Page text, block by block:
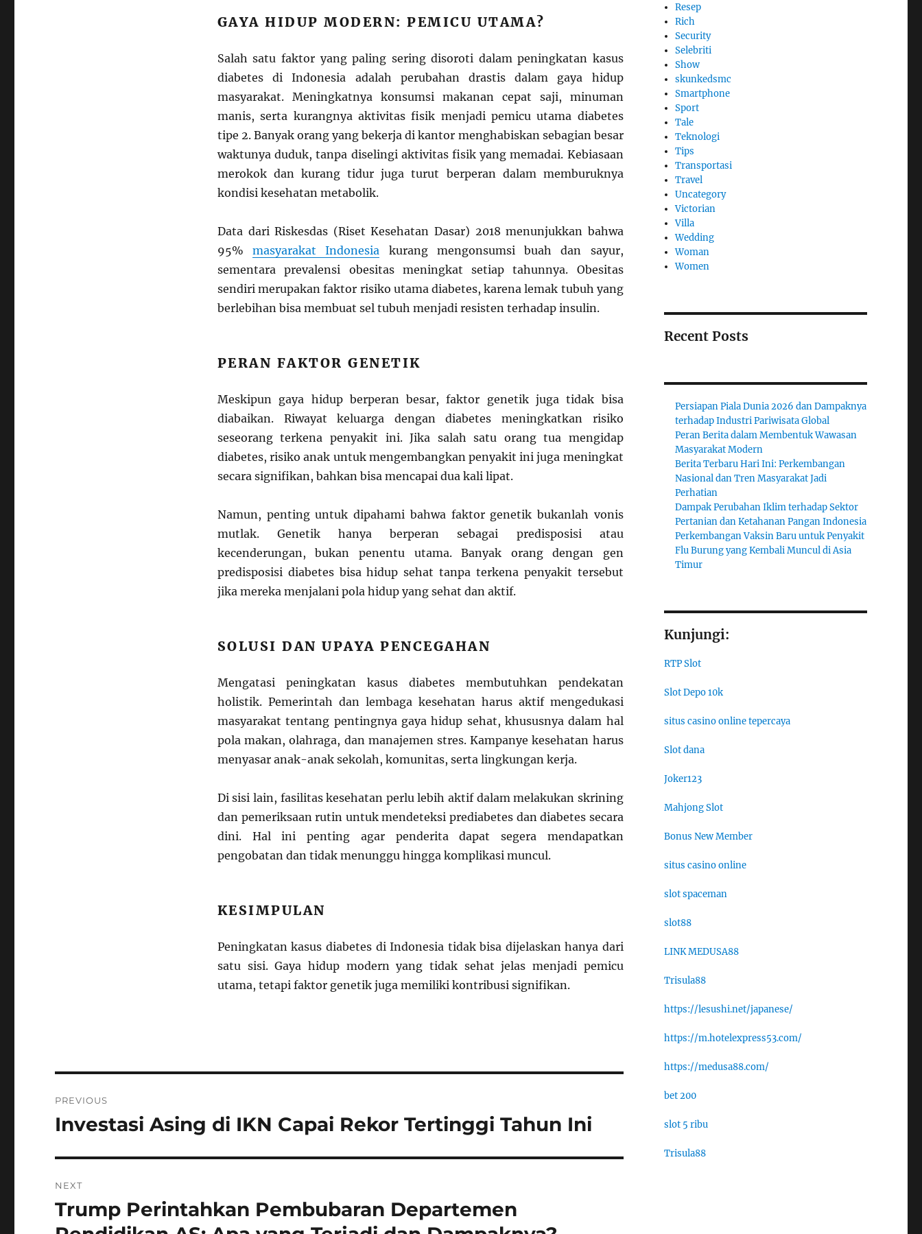
GAYA HIDUP MODERN: PEMICU UTAMA?
Salah satu faktor yang paling sering disoroti dalam peningkatan kasus
diabetes di Indonesia adalah perubahan drastis dalam gaya hidup
masyarakat. Meningkatnya konsumsi makanan cepat saji, minuman
manis, serta kurangnya aktivitas fisik menjadi pemicu utama diabetes
tipe 2. Banyak orang yang bekerja di kantor menghabiskan sebagian besar
waktunya duduk, tanpa diselingi aktivitas fisik yang memadai. Kebiasaan
merokok dan kurang tidur juga turut berperan dalam memburuknya
kondisi kesehatan metabolik.
Data dari Riskesdas (Riset Kesehatan Dasar) 2018 menunjukkan bahwa
95%masyarakat Indonesia kurang mengonsumsi buah dan sayur,
sementara prevalensi obesitas meningkat setiap tahunnya. Obesitas
sendiri merupakan faktor risiko utama diabetes, karena lemak tubuh yang
berlebihan bisa membuat sel tubuh menjadi resisten terhadap insulin.
PERAN FAKTOR GENETIK
Meskipun gaya hidup berperan besar, faktor genetik juga tidak bisa
diabaikan. Riwayat keluarga dengan diabetes meningkatkan risiko
seseorang terkena penyakit ini. Jika salah satu orang tua mengidap
diabetes, risiko anak untuk mengembangkan penyakit ini juga meningkat
secara signifikan, bahkan bisa mencapai dua kali lipat.
Namun, penting untuk dipahami bahwa faktor genetik bukanlah vonis
mutlak. Genetik hanya berperan sebagai predisposisi atau
kecenderungan, bukan penentu utama. Banyak orang dengan gen
predisposisi diabetes bisa hidup sehat tanpa terkena penyakit tersebut
jika mereka menjalani pola hidup yang sehat dan aktif.
SOLUSI DAN UPAYA PENCEGAHAN
Mengatasi peningkatan kasus diabetes membutuhkan pendekatan
holistik. Pemerintah dan lembaga kesehatan harus aktif mengedukasi
masyarakat tentang pentingnya gaya hidup sehat, khususnya dalam hal
pola makan, olahraga, dan manajemen stres. Kampanye kesehatan harus
menyasar anak-anak sekolah, komunitas, serta lingkungan kerja.
Di sisi lain, fasilitas kesehatan perlu lebih aktif dalam melakukan skrining
dan pemeriksaan rutin untuk mendeteksi prediabetes dan diabetes secara
dini. Hal ini penting agar penderita dapat segera mendapatkan
pengobatan dan tidak menunggu hingga komplikasi muncul.
KESIMPULAN
Peningkatan kasus diabetes di Indonesia tidak bisa dijelaskan hanya dari
satu sisi. Gaya hidup modern yang tidak sehat jelas menjadi pemicu
utama, tetapi faktor genetik juga memiliki kontribusi signifikan.
pos
PREVIOUS
Previous
Investasi Asing di IKN Capai Rekor Tertinggi Tahun Ini
NEXT
Next
post:
Trump Perintahkan Pembubaran Departemen
Resep
Rich
Security
Selebriti
Show
skunkedsmc
Smartphone
Sport
Tale
Teknologi
Tips
Transportasi
Travel
Uncategory
Victorian
Villa
Wedding
Woman
Women
Recent Posts
Persiapan Piala Dunia 2026 dan Dampaknya
terhadap Industri Pariwisata Global
Peran Berita dalam Membentuk Wawasan
Masyarakat Modern
Berita Terbaru Hari Ini: Perkembangan
Nasional dan Tren Masyarakat Jadi
Perhatian
Dampak Perubahan Iklim terhadap Sektor
Pertanian dan Ketahanan Pangan Indonesia
Perkembangan Vaksin Baru untuk Penyakit
Flu Burung yang Kembali Muncul di Asia
Timur
Kunjungi:
RTP Slot
Slot Depo 10k
situs casino online tepercaya
Slot dana
Joker123
Mahjong Slot
Bonus New Member
situs casino online
slot spaceman
slot88
LINK MEDUSA88
Trisula88
https://lesushi.net/japanese/
https://m.hotelexpress53.com/
https://medusa88.com/
bet 200
slot 5 ribu
Trisula88